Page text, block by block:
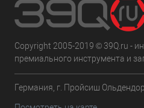
Copyright 2005-2019 © 39Q.ru -
премиального инструмента и
Германия, г. Пройсиш